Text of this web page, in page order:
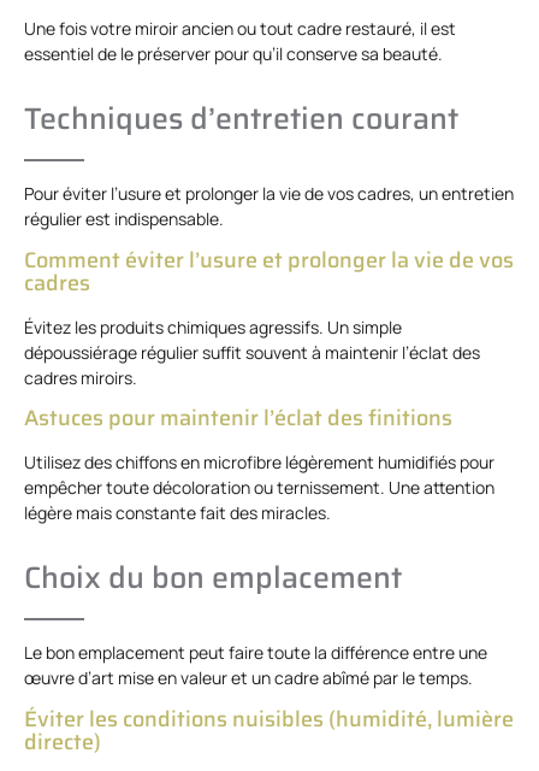
Une fois votre miroir ancien ou tout cadre restauré, il est
essentiel de le préserver pour qu’il conserve sa beauté.
Techniques d’entretien courant
Pour éviter l’usure et prolonger la vie de vos cadres, un entretien
régulier est indispensable.
Comment éviter l’usure et prolonger la vie de vos
cadres
Évitez les produits chimiques agressifs. Un simple
dépoussiérage régulier suffit souvent à maintenir l’éclat des
cadres miroirs.
Astuces pour maintenir l’éclat des finitions
Utilisez des chiffons en microfibre légèrement humidifiés pour
empêcher toute décoloration ou ternissement. Une attention
légère mais constante fait des miracles.
Choix du bon emplacement
Le bon emplacement peut faire toute la différence entre une
œuvre d’art mise en valeur et un cadre abîmé par le temps.
Éviter les conditions nuisibles (humidité, lumière
directe)